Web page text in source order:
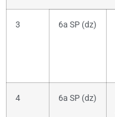
3 6a SP (dz)
4 6a SP (dz)